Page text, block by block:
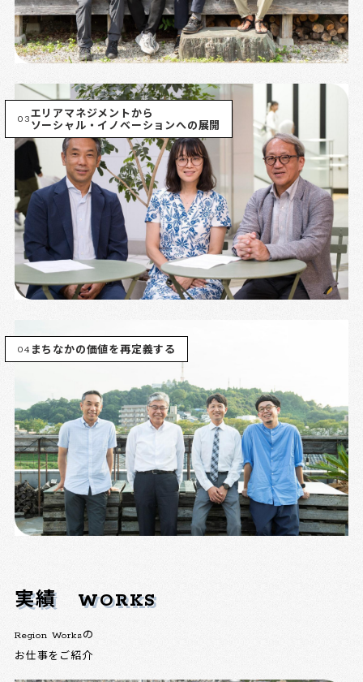
03エリアマネジメントから
ソーシャル・イノベーションへの展開
04 まちなかの価値を再定義する
実績 WORKS
Region Worksの
お仕事をご紹介